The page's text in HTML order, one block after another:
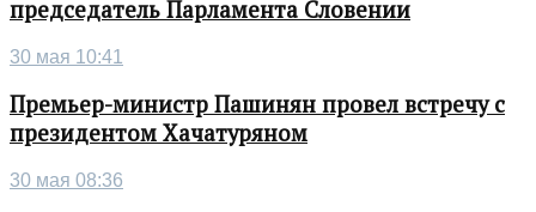
председатель Парламента Словении
30 мая 10:41
Премьер-министр Пашинян провел встречу с
президентом Хачатуряном
30 мая 08:36